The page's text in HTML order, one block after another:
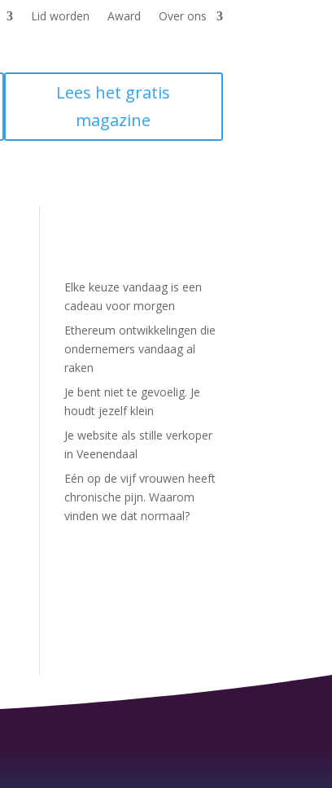
Lid worden Award Over ons
Lees het gratis
magazine
Elke keuze vandaag is een
cadeau voor morgen
Ethereum ontwikkelingen die
ondernemers vandaag al
raken
Je bent niet te gevoelig. Je
houdt jezelf klein
Je website als stille verkoper
in Veenendaal
Eén op de vijf vrouwen heeft
chronische pijn. Waarom
vinden we dat normaal?